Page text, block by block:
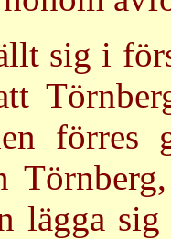
sig i
förres
lägga